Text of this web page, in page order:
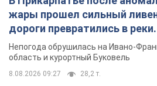
долга за газ из-за показаний
неисправного счетчика:
вынес неожиданное
7 часов назад 31,1 т.